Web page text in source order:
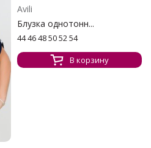
Avili
Блузка однотонн...
44 46 48 50 52 54
В корзину